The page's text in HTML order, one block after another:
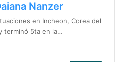
Nanzer
en Incheon, Corea del
terminó 5ta en la…